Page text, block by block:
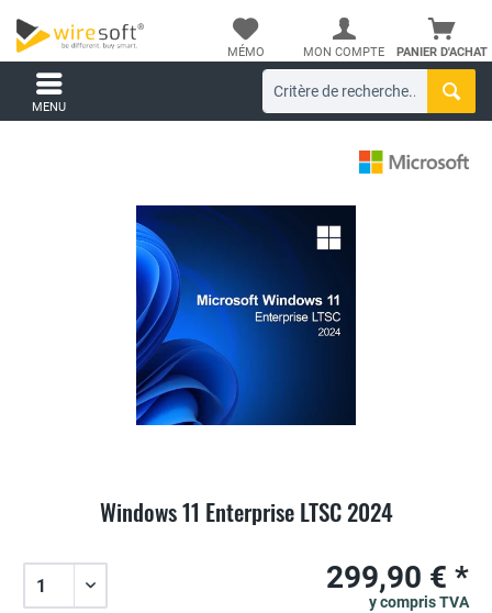
PANIER D'ACHAT
MÉMO MON COMPTE
MENU
Windows 11 Enterprise LTSC 2024
299,90 € *
y compris TVA